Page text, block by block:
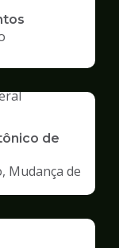
de
Mudança de